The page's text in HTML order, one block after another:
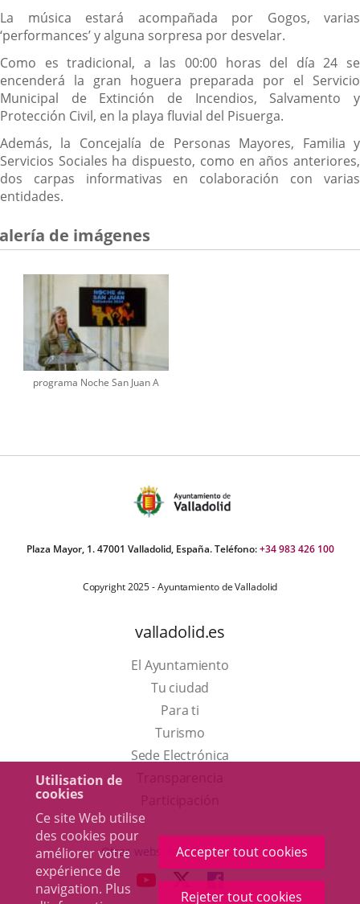
Utilisation de
cookies
Ce site Web utilise
des cookies pour
améliorer votre
expérience de
navigation. Plus
Accepter tout cookies
Rejeter tout cookies
La música estará acompañada por Gogos, varias
‘performances’ y alguna sorpresa por desvelar.
Como es tradicional, a las 00:00 horas del día 24 se
encenderá la gran hoguera preparada por el Servicio
Municipal de Extinción de Incendios, Salvamento y
Protección Civil, en la playa fluvial del Pisuerga.
Además, la Concejalía de Personas Mayores, Familia y
Servicios Sociales ha dispuesto, como en años anteriores,
dos carpas informativas en colaboración con varias
entidades.
de imágenes
programa Noche San Juan A
Plaza Mayor, 1. 47001 Valladolid, España. Teléfono:+34 983 426 100
Copyright 2025 - Ayuntamiento de Valladolid
valladolid.es
El Ayuntamiento
Tu ciudad
Para ti
TurismoEste
enlace
una
ventana
nueva.
Sede Electrónica
externa.
Otras webs del ayuntamiento
ENLACEENLACE
A
ENLACE
A